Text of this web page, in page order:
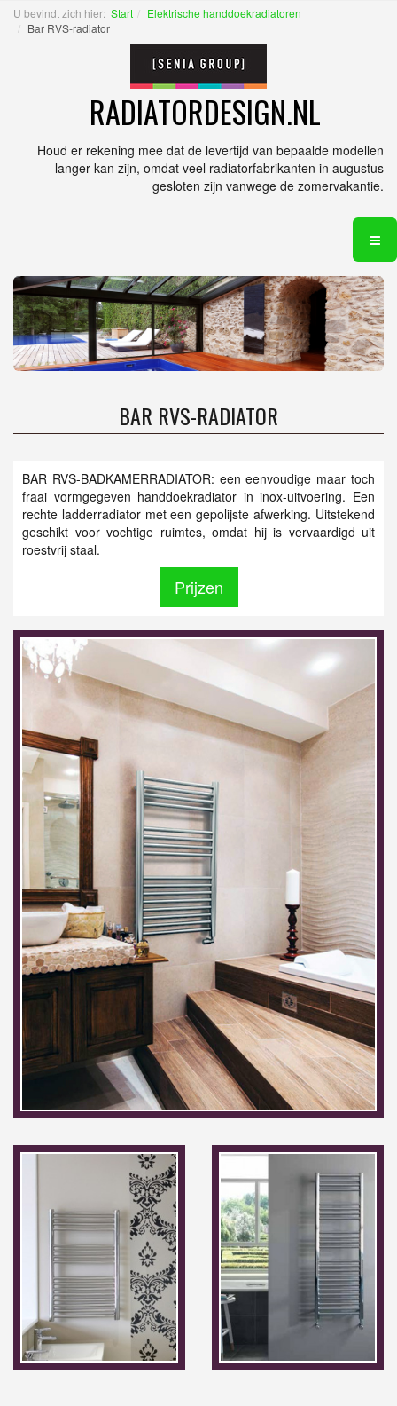
U bevindt zich hier: Start
Elektrische handdoekradiatoren
Bar RVS-radiator
RADIATORDESIGN.NL
Houd er rekening mee dat de levertijd van bepaalde modellen
langer kan zijn, omdat veel radiatorfabrikanten in augustus
gesloten zijn vanwege de zomervakantie.
BAR RVS-RADIATOR
BAR RVS-BADKAMERRADIATOR: een eenvoudige maar toch
fraai vormgegeven handdoekradiator in inox-uitvoering. Een
rechte ladderradiator met een gepolijste afwerking. Uitstekend
geschikt voor vochtige ruimtes, omdat hij is vervaardigd uit
roestvrij staal.
Prijzen